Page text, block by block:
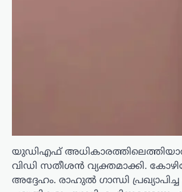
യുഡിഎഫ് അധികാരത്തിലെത്തിയാൽ
വിഡി സതീശൻ വ്യക്തമാക്കി.
അദ്ദേഹം. രാഹുൽ ഗാന്ധി
സംഭവത്തിൽ യുകെ
അന്വേഷണം
കേരളം ,